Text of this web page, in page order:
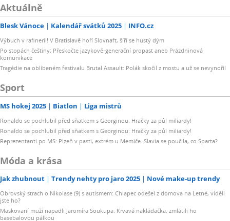
Aktuálně
Blesk Vánoce Kalendář svátků 2025 INFO.cz
Výbuch v rafinerii! V Bratislavě hoří Slovnaft, šíří se hustý dým
Po stopách češtiny: Přeskočte jazykově-generační propast aneb Prázdninová
komunikace
Tragédie na oblíbeném festivalu Brutal Assault: Polák skočil z mostu a už se nevynořil
Sport
MS hokej 2025 Biatlon Liga mistrů
Ronaldo se pochlubil před sňatkem s Georginou: Hračky za půl miliardy!
Ronaldo se pochlubil před sňatkem s Georginou: Hračky za půl miliardy!
Reprezentanti po MS: Plzeň v pasti, extrém u Memiče. Slavia se poučila, co Sparta?
Móda a krása
Jak zhubnout Trendy nehty pro jaro 2025 Nové make-up trendy
Obrovský strach o Nikolase (9) s autismem: Chlapec odešel z domova na Letné, viděli
jste ho?
Maskovaní muži napadli Jaromíra Soukupa: Krvavá nakládačka, zmlátili ho
basebalovou pálkou